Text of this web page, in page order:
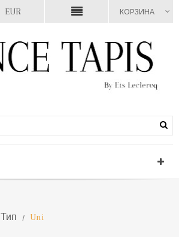
EUR КОРЗИНА
Тип Uni